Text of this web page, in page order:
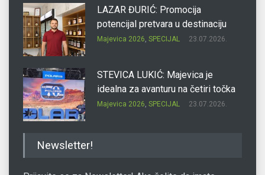
LAZAR ĐURIĆ: Promocija
potencijal pretvara u destinaciju
Majevica 2026, SPECIJAL 23.07.2026.
STEVICA LUKIĆ: Majevica je
idealna za avanturu na četiri točka
Majevica 2026, SPECIJAL 23.07.2026.
Newsletter!